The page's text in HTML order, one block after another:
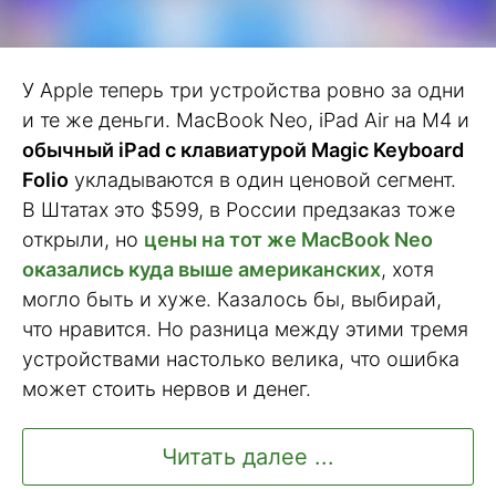
У Apple теперь три устройства ровно за одни
и те же деньги. MacBook Neo, iPad Air на M4 и
обычный iPad с клавиатурой Magic Keyboard
Folio укладываются в один ценовой сегмент.
В Штатах это $599, в России предзаказ тоже
открыли, но цены на тот же MacBook Neo
оказались куда выше американских, хотя
могло быть и хуже. Казалось бы, выбирай,
что нравится. Но разница между этими тремя
устройствами настолько велика, что ошибка
может стоить нервов и денег.
Читать далее ...